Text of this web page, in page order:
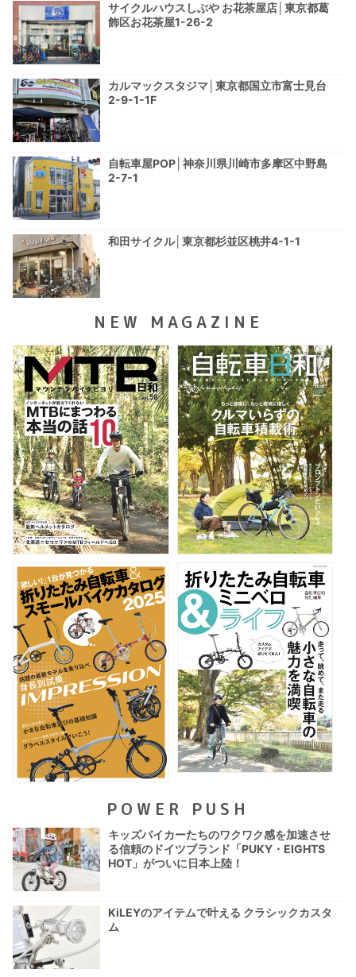
サイクルハウスしぶや お花茶屋店│東京都葛
飾区お花茶屋1-26-2
カルマックスタジマ│東京都国立市富士見台
2-9-1-1F
自転車屋POP│神奈川県川崎市多摩区中野島
2-7-1
和田サイクル│東京都杉並区桃井4-1-1
NEW MAGAZINE
POWER PUSH
キッズバイカーたちのワクワク感を加速させ
る信頼のドイツブランド「PUKY・EIGHTS
HOT」がついに日本上陸！
KiLEYのアイテムで叶える クラシックカスタ
ム